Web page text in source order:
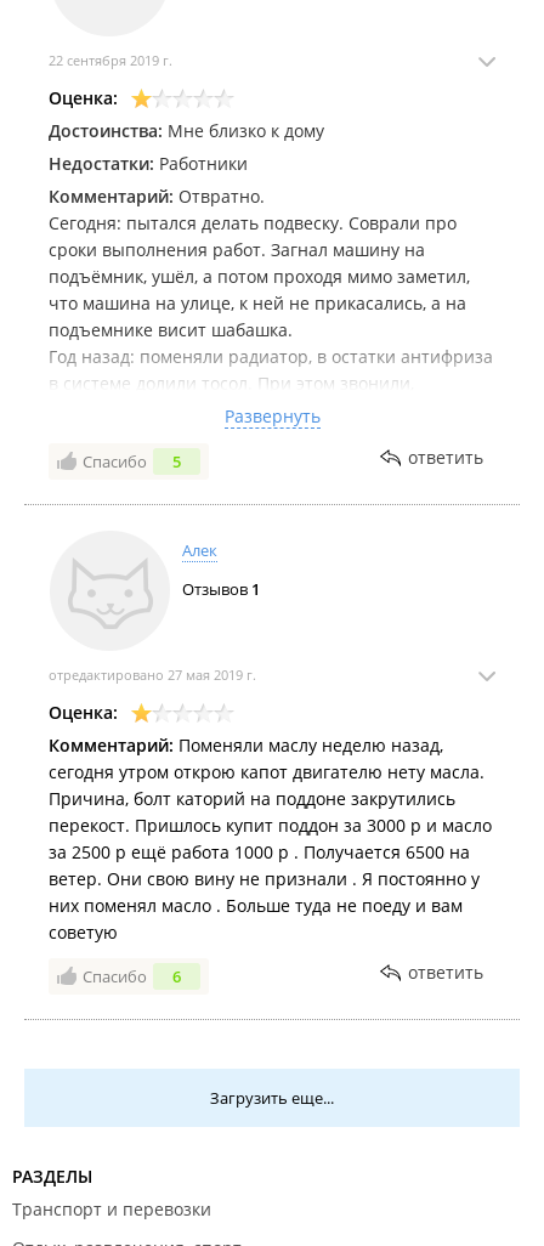
22 сентября 2019 г.
Оценка:
Достоинства: Мне близко к дому
Недостатки: Работники
Комментарий: Отвратно.
Сегодня: пытался делать подвеску. Соврали про
сроки выполнения работ. Загнал машину на
подъёмник, ушёл, а потом проходя мимо заметил,
что машина на улице, к ней не прикасались, а на
подъемнике висит шабашка.
Год назад: поменяли радиатор, в остатки антифриза
в системе долили тосол. При этом звонили,
спрашивали какой антифриз залить. Мало того что
в итоге залили тосол, так ещё и водой разбавили и
слова не сказали.
Развернуть
Спасибо 5 ответить
Алек
Отзывов 1
отредактировано 27 мая 2019 г.
Оценка:
Комментарий: Поменяли маслу неделю назад,
сегодня утром открою капот двигателю нету масла.
Причина, болт каторий на поддоне закрутились
перекост. Пришлось купит поддон за 3000 р и масло
за 2500 р ещё работа 1000 р . Получается 6500 на
ветер. Они свою вину не признали . Я постоянно у
них поменял масло . Больше туда не поеду и вам
советую
Спасибо 6 ответить
Загрузить еще...
РАЗДЕЛЫ
Транспорт и перевозки